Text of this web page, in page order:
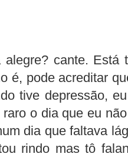
cante. Está
é, pode acreditar
tive depressão,
o dia que eu
dia que faltava
rindo mas tô